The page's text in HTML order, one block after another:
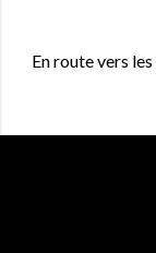
En route vers les